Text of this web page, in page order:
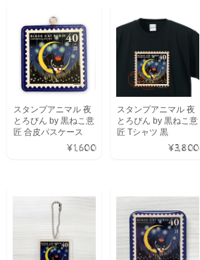
スタンプアニマル 夜
とろびん by 黒ねこ意
匠 合皮パスケース
¥1,600
スタンプアニマル 夜
とろびん by 黒ねこ意
匠 Tシャツ 黒
¥3,800